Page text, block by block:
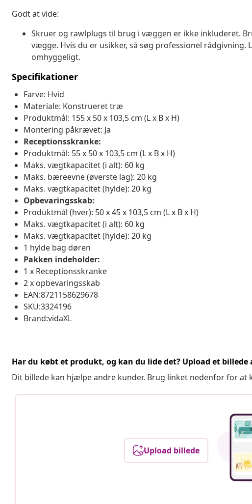
Godt at vide:
Skruer og rawlplugs til brug i væggen er ikke inkluderet.
vægge. Hvis du er usikker, så søg professionel
omhyggeligt.
Specifikationer
Farve: Hvid
Materiale: Konstrueret træ
Produktmål: 155 x 50 x 103,5 cm (L x B x H)
Montering påkrævet: Ja
Receptionsskranke:
Produktmål: 55 x 50 x 103,5 cm (L x B x H)
Maks. vægtkapacitet (i alt): 60 kg
Maks. bæreevne (øverste lag): 20 kg
Maks. vægtkapacitet (hylde): 20 kg
Opbevaringsskab:
Produktmål (hver): 50 x 45 x 103,5 cm (L x B x H)
Maks. vægtkapacitet (i alt): 60 kg
Maks. vægtkapacitet (hylde): 20 kg
1 hylde bag døren
Pakken indeholder:
1 x Receptionsskranke
2 x opbevaringsskab
EAN:8721158629678
SKU:3324196
Brand:vidaXL
Har du købt et produkt, og kan du lide det? Upload et billede
Dit billede kan hjælpe andre kunder. Brug linket nedenfor for at
Upload billede